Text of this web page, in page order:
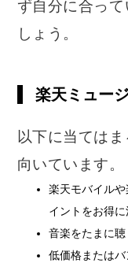
ず自分に合っ
しょう。
楽天ミュー
以下に当ては
向いています。
楽天モバイル
イントをお得
音楽をたまに
低価格または